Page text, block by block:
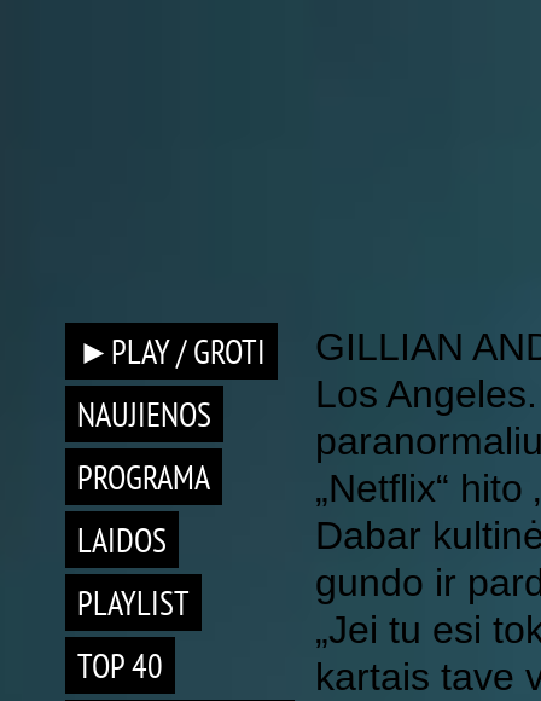
►PLAY / GROTI
NAUJIENOS
PROGRAMA
LAIDOS
PLAYLIST
TOP 40
GILLIAN
Los
„Netflix“
Dabar
gundo ir
„Jei tu esi
kartais tave